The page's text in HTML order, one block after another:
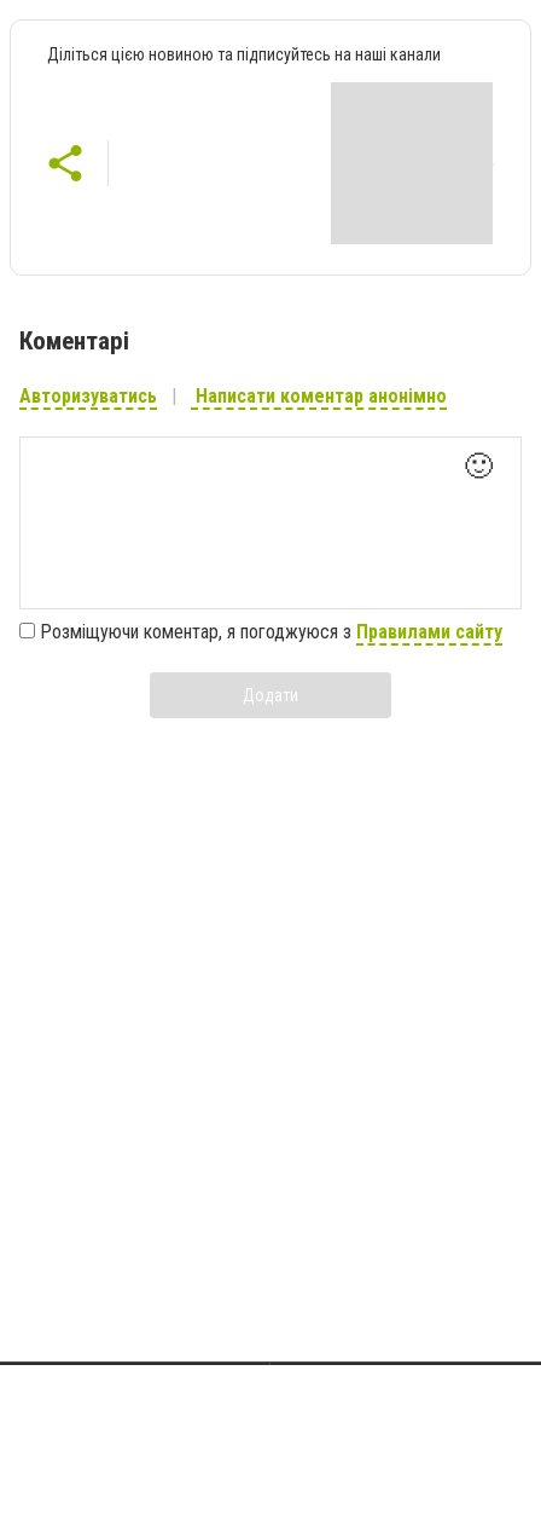
Діліться цією новиною та підписуйтесь на наші канали
Коментарі
Авторизуватись Написати коментар анонімно
🙂
Розміщуючи коментар, я погоджуюся з Правилами сайту
Додати